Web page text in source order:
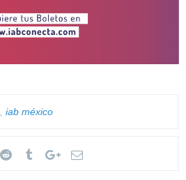
iab méxico